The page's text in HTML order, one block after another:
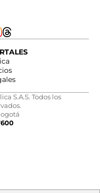
S.A.S. Todos los